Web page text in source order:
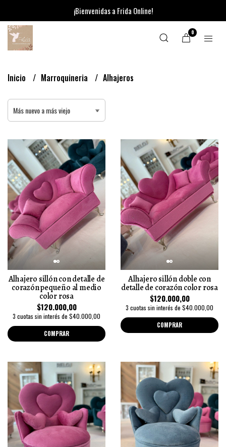
¡Bienvenidas a Frida Online!
0
Inicio Marroquineria Alhajeros
Alhajero sillón con detalle de
corazón pequeño al medio
color rosa
$120.000,00
3 cuotas sin interés de $40.000,00
COMPRAR
Alhajero sillón doble con
detalle de corazón color rosa
$120.000,00
3 cuotas sin interés de $40.000,00
COMPRAR